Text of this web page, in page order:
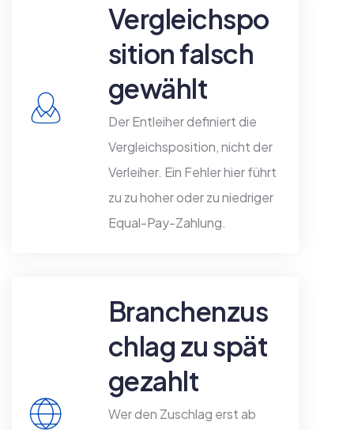
Vergleichspo
sition falsch
gewählt
Der Entleiher definiert die
Vergleichsposition, nicht der
Verleiher. Ein Fehler hier führt
zu zu hoher oder zu niedriger
Equal-Pay-Zahlung.
Branchenzus
chlag zu spät
gezahlt
Wer den Zuschlag erst ab